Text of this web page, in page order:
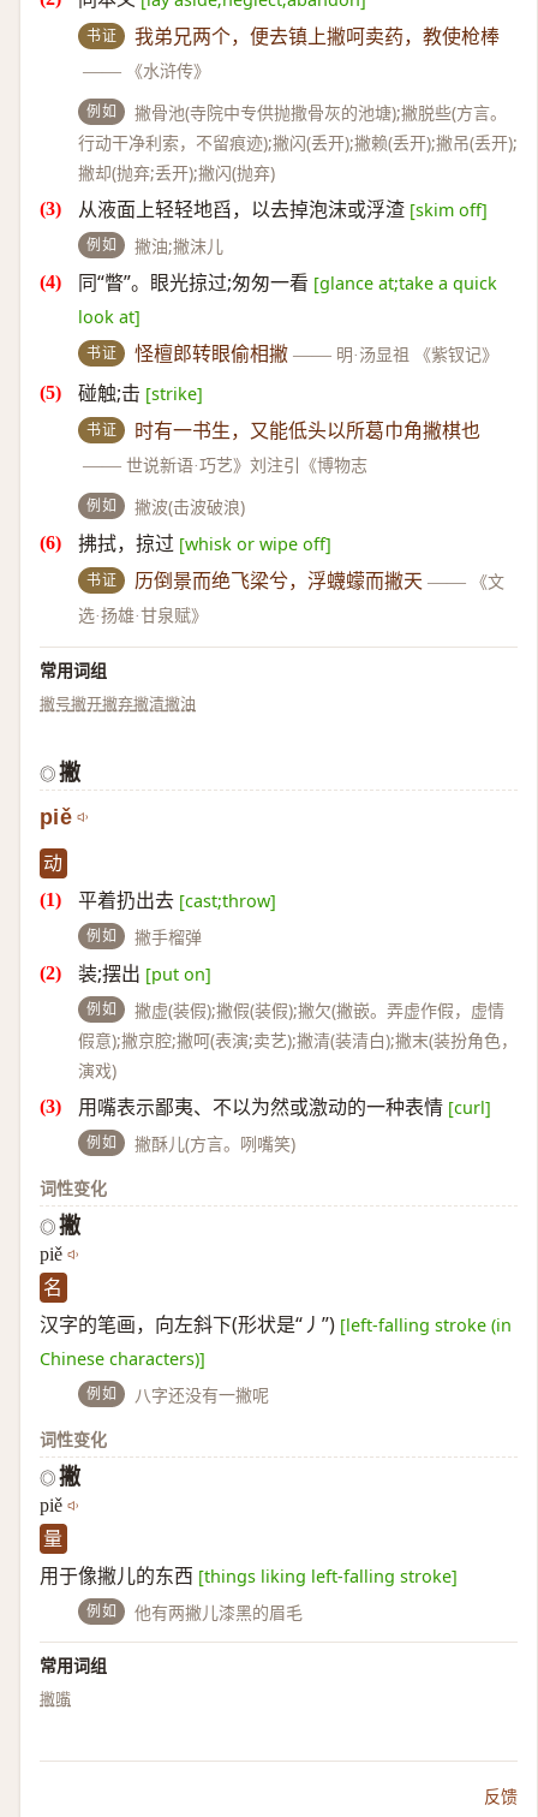
书证
我弟兄两个，便去镇上撇呵卖药，教使枪棒
——
《水浒传》
例如
撇骨池(寺院中专供抛撒骨灰的池塘);撇脱些(方言。
行动干净利索，不留痕迹);撇闪(丢开);撇赖(丢开);撇吊(丢开);
撇却(抛弃;丢开);撇闪(抛弃)
从液面上轻轻地舀，以去掉泡沫或浮渣 [skim off]
例如 撇油;撇沫儿
同“瞥”。眼光掠过;匆匆一看 [glance at;take a quick
look at]
书证 怪檀郎转眼偷相撇 —— 明·汤显祖 《紫钗记》
碰触;击 [strike]
书证
时有一书生，又能低头以所葛巾角撇棋也
—— 世说新语·巧艺》刘注引《博物志
例如 撇波(击波破浪)
拂拭，掠过 [whisk or wipe off]
书证 历倒景而绝飞梁兮，浮蠛蠓而撇天 ——
《文
选·扬雄·甘泉赋》
常用词组
撇号撇开撇弃撇清撇油
◎ 撇
piě
动
平着扔出去 [cast;throw]
例如 撇手榴弹
装;摆出 [put on]
例如
撇虚(装假);撇假(装假);撇欠(撇嵌。弄虚作假，虚情
假意);撇京腔;撇呵(表演;卖艺);撇清(装清白);撇末(装扮角色，
演戏)
用嘴表示鄙夷、不以为然或激动的一种表情 [curl]
例如
撇酥儿(方言。咧嘴笑)
词性变化
◎ 撇
piě
名
汉字的笔画，向左斜下(形状是“丿”) [left-falling stroke (in
Chinese characters)]
例如
八字还没有一撇呢
词性变化
◎ 撇
piě
量
用于像撇儿的东西 [things liking left-falling stroke]
例如 他有两撇儿漆黑的眉毛
常用词组
撇嘴
反馈